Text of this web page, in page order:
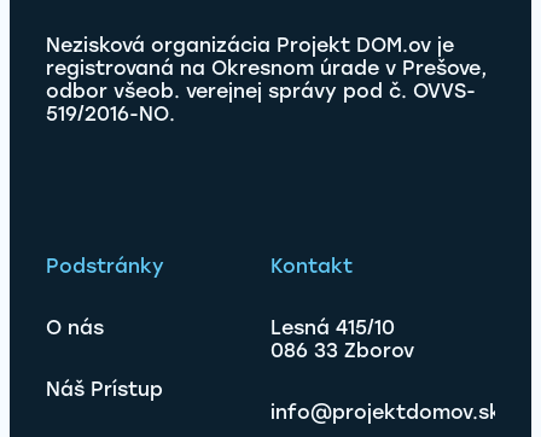
Nezisková organizácia Projekt DOM.ov je
registrovaná na Okresnom úrade v Prešove,
odbor všeob. verejnej správy pod č. OVVS-
519/2016-NO.
Podstránky
O nás
Náš Prístup
Kontakt
Lesná 415/10
086 33 Zborov
info@projektdomov.sk